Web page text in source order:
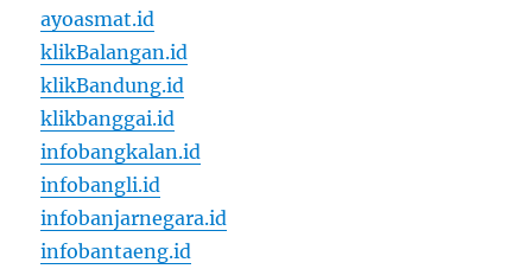
ayoasmat.id
klikBalangan.id
klikBandung.id
klikbanggai.id
infobangkalan.id
infobangli.id
infobanjarnegara.id
infobantaeng.id